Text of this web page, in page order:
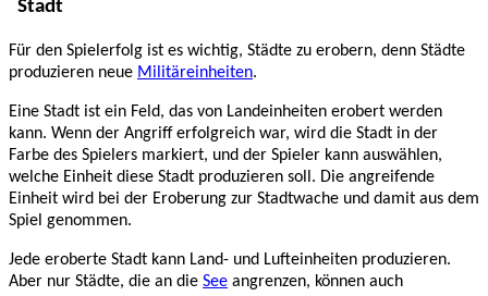
Stadt
Für den Spielerfolg ist es wichtig, Städte zu erobern, denn Städte
produzieren neue Militäreinheiten.
Eine Stadt ist ein Feld, das von Landeinheiten erobert werden
kann. Wenn der Angriff erfolgreich war, wird die Stadt in der
Farbe des Spielers markiert, und der Spieler kann auswählen,
welche Einheit diese Stadt produzieren soll. Die angreifende
Einheit wird bei der Eroberung zur Stadtwache und damit aus dem
Spiel genommen.
Jede eroberte Stadt kann Land- und Lufteinheiten produzieren.
Aber nur Städte, die an die See angrenzen, können auch